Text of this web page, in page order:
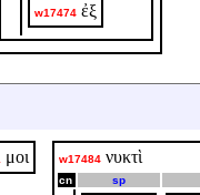
w17474 ἐξ
μοι w17484 νυκτὶ
cn sp